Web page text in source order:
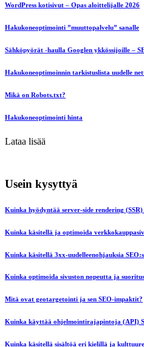
WordPress kotisivut – Opas aloittelijalle 2026
Hakukoneoptimointi ”muuttopalvelu” sanalle
Sähköpyörät -haulla Googlen ykkössijoille –
Hakukoneoptimoinnin tarkistuslista uudelle
Mikä on Robots.txt?
Hakukoneoptimointi hinta
Lataa lisää
Usein kysyttyä
Kuinka hyödyntää server-side rendering
Kuinka käsitellä ja optimoida
Kuinka käsitellä 3xx-uudelleenohjauksia
Kuinka optimoida sivuston nopeutta ja
Mitä ovat geotargetointi ja sen SEO-impaktit?
Kuinka käyttää ohjelmointirajapintoja (API)
Kuinka käsitellä sisältöä eri kielillä ja